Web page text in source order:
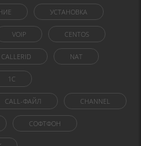
УСТАНОВКА
VOIP CENTOS
CALLERID NAT
1C
CALL-ФАЙЛ CHANNEL
СОФТФОН